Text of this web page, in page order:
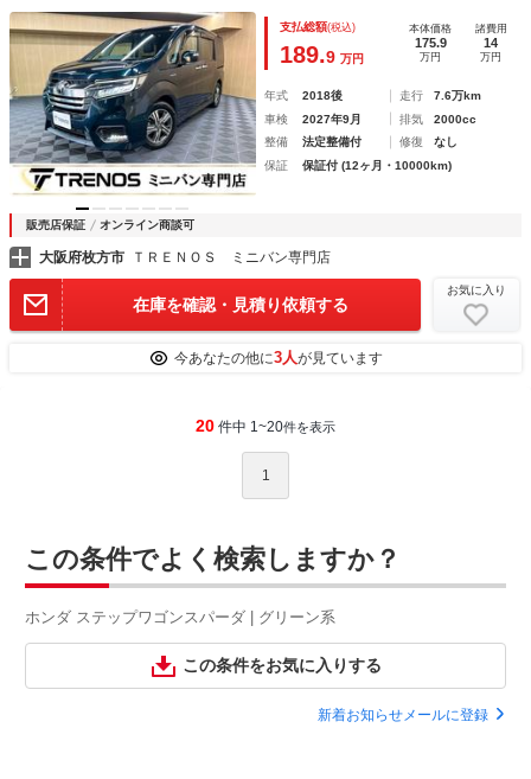
ダセンシング】【両側パワースライドドア】【ハーフレザーシ
ート】【シートヒーター】【ＬＥＤヘッドライト】【ビルトイ
ンＥＴＣ】【バックカメラ】【ＵＳＢ入力端子】
支払総額(税込)
189.9 万円
本体価格
175.9
万円
諸費用
14
万円
年式 2018後 走行
7.6万km
車検
2027年9月 排気
2000cc
整備
法定整備付 修復
なし
保証
保証付 (12ヶ月・10000km)
販売店保証 オンライン商談可
大阪府枚方市 ＴＲＥＮＯＳ ミニバン専門店
在庫を確認・見積り依頼する
お気に入り
今あなたの他に3人が見ています
20 件中 1~20件を表示
1
この条件でよく検索しますか？
ホンダ ステップワゴンスパーダ | グリーン系
この条件をお気に入りする
新着お知らせメールに登録